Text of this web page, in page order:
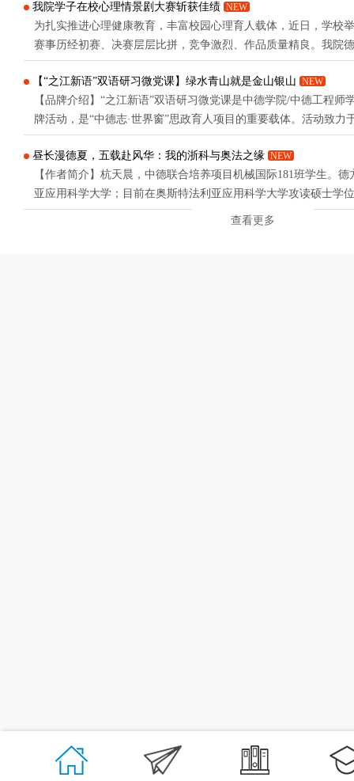
关专业学生到场参与。宁波大学德语语言文学硕士点自2016年首
汉互译研究、德语语言与文化三大研究方向，师资队伍博士占比
我院学子在校心理情景剧大赛斩获佳绩 NEW
为扎实推进心理健康教育，丰富校园心理育人载体，近日，学校
赛事历经初赛、决赛层层比拼，竞争激烈、作品质量精良。我院
的雨季和青岛的海》凭借真挚演绎与新颖视角脱颖而出，斩获校
学子积极向上的精神风貌与出色的艺术创作能力。本次参赛作品
语专业跨文化交流特色，以留学生真实成长困境为蓝本创作。剧
【“之江新语”双语研习微党课】绿水青山就是金山银山 NEW
【品牌介绍】“之江新语”双语研习微党课是中德学院/中德工程师
牌活动，是“中德志·世界窗”思政育人项目的重要载体。活动致力
深度融合，引导学生在跨文化语境中学习经典、感悟思想、坚定
由中德学院教工第一党支部主办的“之江新语”双语研习微党课第
学院党委书记夏俊锁出席活动，中德学院大一学生代表出席。本
昼长漫德夏，五载赴风华：我的浙科与奥法之缘 NEW
【作者简介】杭天晨，中德联合培养项目机械国际181班学生。
亚应用科学大学；目前在奥斯特法利亚应用科学大学攻读硕士学
丁老师联系我写德韵风华的时候，我正好回母校浙科大办理毕业
查看更多